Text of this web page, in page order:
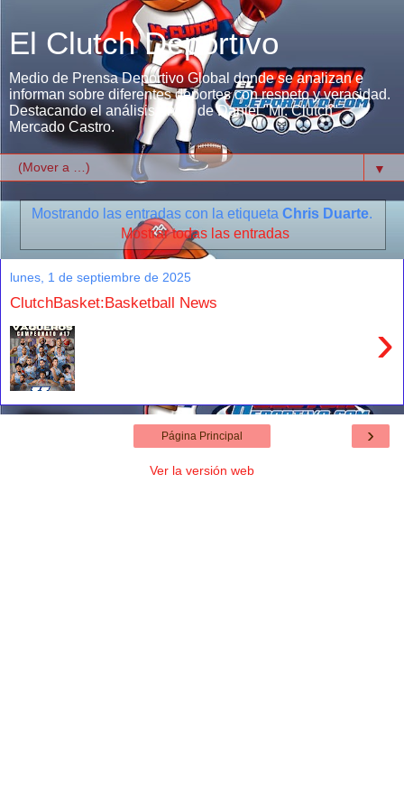
El Clutch Deportivo
Medio de Prensa Deportivo Global donde se analizan e
informan sobre diferentes deportes con respeto y veracidad.
Destacando el análisis único de Daniel "Mr. Clutch"
Mercado Castro.
▼
Mostrando las entradas con la etiqueta Chris Duarte.
Mostrar todas las entradas
lunes, 1 de septiembre de 2025
ClutchBasket:Basketball News
›
›
Página Principal
Ver la versión web